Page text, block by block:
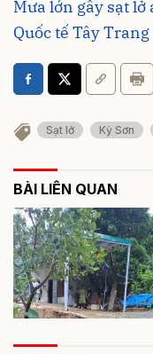
Mưa lớn gây sạt
Quốc tế Tây Trang
Sạt lở Kỳ Sơn
BÀI LIÊN QUAN